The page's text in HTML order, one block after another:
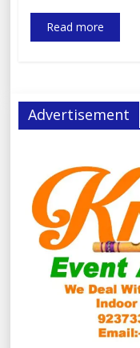
Read more
Advertisement